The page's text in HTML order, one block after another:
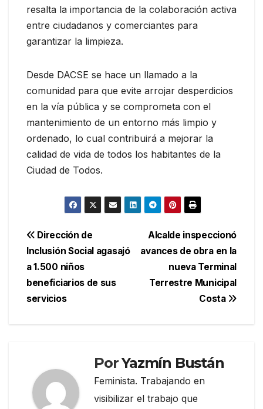
resalta la importancia de la colaboración activa
entre ciudadanos y comerciantes para
garantizar la limpieza.
Desde DACSE se hace un llamado a la
comunidad para que evite arrojar desperdicios
en la vía pública y se comprometa con el
mantenimiento de un entorno más limpio y
ordenado, lo cual contribuirá a mejorar la
calidad de vida de todos los habitantes de la
Ciudad de Todos.
Navegación
de
entradas
Alcalde inspeccionó
avances de obra en la
nueva Terminal
Terrestre Municipal
Costa
Dirección de
Inclusión Social agasajó
a 1.500 niños
beneficiarios de sus
servicios
PorYazmín Bustán
Feminista. Trabajando en
visibilizar el trabajo que